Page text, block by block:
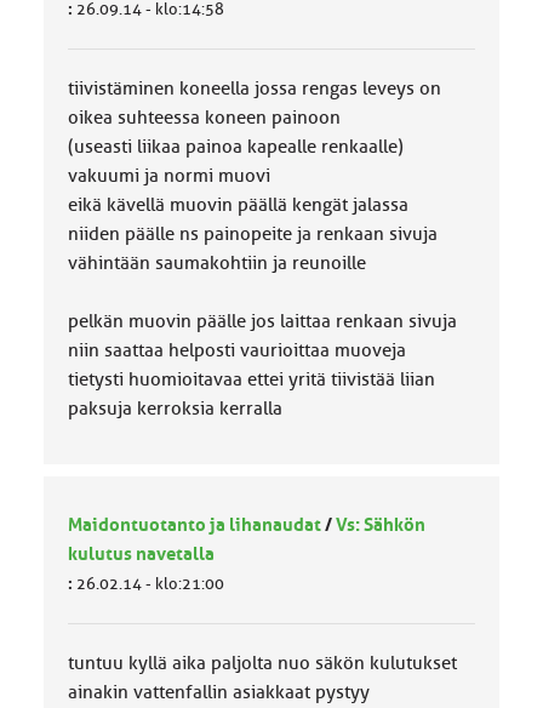
: 26.09.14 - klo:14:58
tiivistäminen koneella jossa rengas leveys on
oikea suhteessa koneen painoon
(useasti liikaa painoa kapealle renkaalle)
vakuumi ja normi muovi
eikä kävellä muovin päällä kengät jalassa
niiden päälle ns painopeite ja renkaan sivuja
vähintään saumakohtiin ja reunoille
pelkän muovin päälle jos laittaa renkaan sivuja
niin saattaa helposti vaurioittaa muoveja
tietysti huomioitavaa ettei yritä tiivistää liian
paksuja kerroksia kerralla
Maidontuotanto ja lihanaudat/Vs: Sähkön
kulutus navetalla
: 26.02.14 - klo:21:00
tuntuu kyllä aika paljolta nuo säkön kulutukset
ainakin vattenfallin asiakkaat pystyy